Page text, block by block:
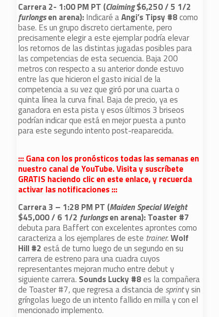
Carrera 2- 1:00 PM PT (Claiming$6,250 / 5 1/2
furlongsen arena):Indicaré aAngi’s Tipsy #8como
base. Es un grupo discreto ciertamente, pero
precisamente elegir a este ejemplar podría elevar
los retornos de las distintas jugadas posibles para
las competencias de esta secuencia. Baja 200
metros con respecto a su anterior donde estuvo
entre las que hicieron el gasto inicial de la
competencia a su vez que giró por una cuarta o
quinta línea la curva final. Baja de precio, ya es
ganadora en esta pista y esos últimos 3 briseos
podrían indicar que está en mejor puesta a punto
para este segundo intento post-reaparecida.
::: Gana con los pronósticos todas las semanas en
nuestro canal de YouTube. Visita y suscríbete
GRATIS haciendo clic en este enlace, y recuerda
activar las notificaciones :::
Carrera 3 – 1:28 PM PT (Maiden Special Weight
$45,000 / 6 1/2 furlongsen arena): Toaster #7
debuta para Baffert con excelentes aprontes como
caracteriza a los ejemplares de este trainer.Wolf
Hill #2 está de turno luego de un segundo en su
carrera de estreno para una cuadra cuyos
representantes mejoran mucho entre debut y
siguiente carrera. Sounds Lucky #8es la compañera
de Toaster #7, que regresa a distancia de sprinty sin
gríngolas luego de un intento fallido en milla y con el
mencionado implemento.